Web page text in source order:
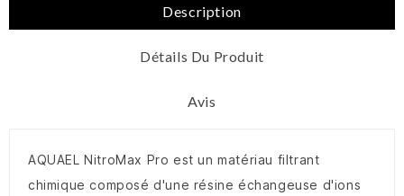
Description
Détails Du Produit
Avis
AQUAEL NitroMax Pro est un matériau filtrant
chimique composé d'une résine échangeuse d'ions